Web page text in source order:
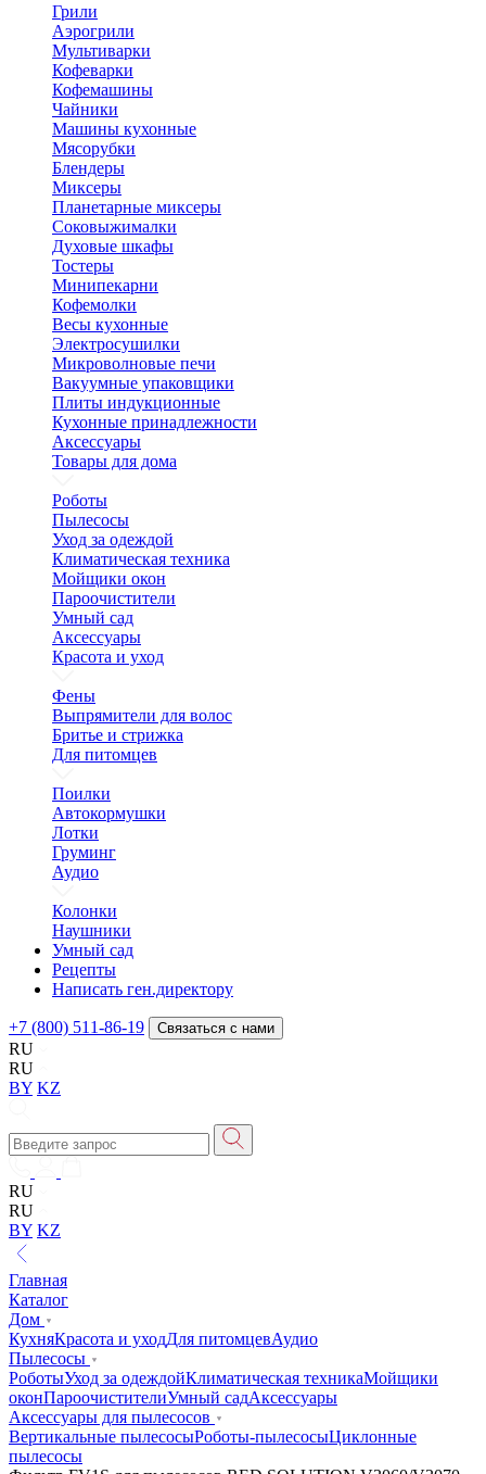
Грили
Аэрогрили
Мультиварки
Кофеварки
Кофемашины
Чайники
Машины кухонные
Мясорубки
Блендеры
Миксеры
Планетарные миксеры
Соковыжималки
Духовые шкафы
Тостеры
Минипекарни
Кофемолки
Весы кухонные
Электросушилки
Микроволновые печи
Вакуумные упаковщики
Плиты индукционные
Кухонные принадлежности
Аксессуары
Товары для дома
Роботы
Пылесосы
Уход за одеждой
Климатическая техника
Мойщики окон
Пароочистители
Умный сад
Аксессуары
Красота и уход
Фены
Выпрямители для волос
Бритье и стрижка
Для питомцев
Поилки
Автокормушки
Лотки
Груминг
Аудио
Колонки
Наушники
Умный сад
Рецепты
Написать ген.директору
+7 (800) 511-86-19 Связаться с нами
RU
RU
BY KZ
RU
RU
BY KZ
Главная
Каталог
Дом
КухняКрасота и уходДля питомцевАудио
Пылесосы
РоботыУход за одеждойКлиматическая техникаМойщики
оконПароочистителиУмный садАксессуары
Аксессуары для пылесосов
Вертикальные пылесосыРоботы-пылесосыЦиклонные
пылесосы